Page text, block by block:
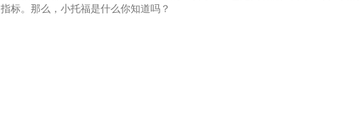
指标。那么，小托福是什么你知道吗？